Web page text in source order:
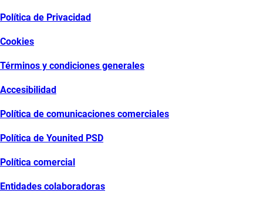
Política de Privacidad
Cookies
Términos y condiciones generales
Accesibilidad
Política de comunicaciones comerciales
Política de Younited PSD
Política comercial
Entidades colaboradoras